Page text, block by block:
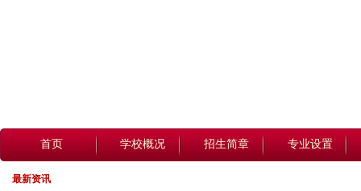
首页 学校概况 招生简章 专业设置
最新资讯